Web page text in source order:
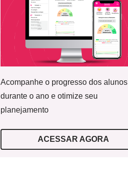
Acompanhe o progresso dos alunos
durante o ano e otimize seu
planejamento
ACESSAR AGORA